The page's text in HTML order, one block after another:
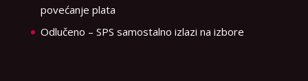
povećanje plata
Odlučeno – SPS samostalno izlazi na izbore